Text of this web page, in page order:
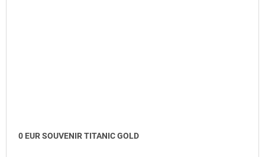
0 EUR SOUVENIR TITANIC GOLD